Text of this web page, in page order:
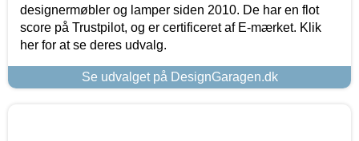
designermøbler og lamper siden 2010. De har en flot
score på Trustpilot, og er certificeret af E-mærket. Klik
her for at se deres udvalg.
Se udvalget på DesignGaragen.dk